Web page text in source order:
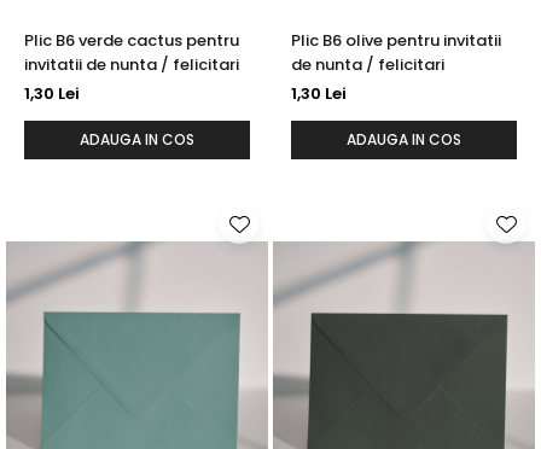
Plic B6 verde cactus pentru
invitatii de nunta / felicitari
1,30 Lei
ADAUGA IN COS
Plic B6 olive pentru invitatii
de nunta / felicitari
1,30 Lei
ADAUGA IN COS